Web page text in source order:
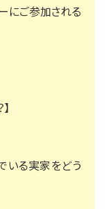
ーにご参加される
いる実家をどう